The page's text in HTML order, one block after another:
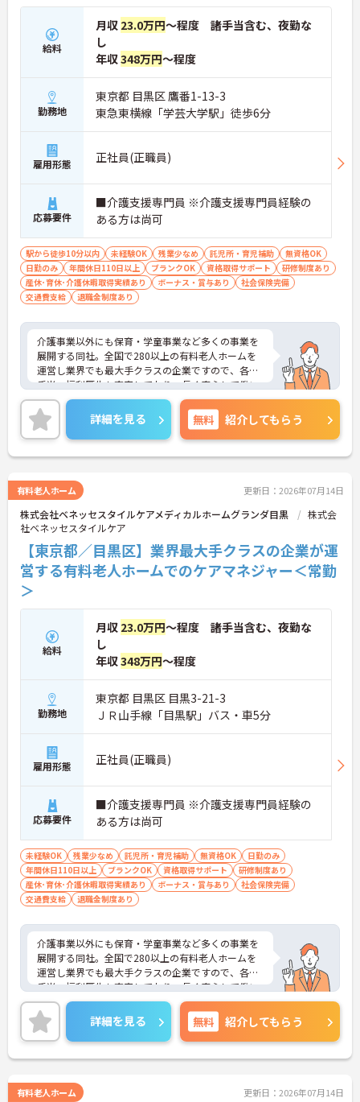
給料
月収 23.0万円～程度 諸手当含む、夜勤な
し
年収348万円～程度
勤務地
東京都 目黒区 鷹番1-13-3
東急東横線「学芸大学駅」徒歩6分
雇用形態 正社員(正職員)
応募要件
■介護支援専門員 ※介護支援専門員経験の
ある方は尚可
駅から徒歩10分以内 未経験OK 残業少なめ 託児所・育児補助
無資格OK
日勤のみ
年間休日110日以上 ブランクOK 資格取得サポート
研修制度あり
産休･育休･介護休暇取得実績あり
ボーナス・賞与あり
社会保険完備
交通費支給
退職金制度あり
介護事業以外にも保育・学童事業など多くの事業を
展開する同社。全国で280以上の有料老人ホームを
運営し業界でも最大手クラスの企業ですので、各種
手当、福利厚生も充実しており、長く安心して働い
ていただける環境です。ご興味ある方には、面接対
策ポイントなど、さらに詳細をお話しいたしますの
でお気軽にご相談ください。
詳細を見る 無料 紹介してもらう
有料老人ホーム 更新日：2026年07月14日
株式会社ベネッセスタイルケアメディカルホームグランダ目黒
株式会
社ベネッセスタイルケア
【東京都／目黒区】業界最大手クラスの企業が運
営する有料老人ホームでのケアマネジャー＜常勤
＞
給料
月収 23.0万円～程度 諸手当含む、夜勤な
し
年収348万円～程度
勤務地
東京都 目黒区 目黒3-21-3
ＪＲ山手線「目黒駅」バス・車5分
雇用形態 正社員(正職員)
応募要件
■介護支援専門員 ※介護支援専門員経験の
ある方は尚可
未経験OK 残業少なめ 託児所・育児補助 無資格OK
日勤のみ
年間休日110日以上
ブランクOK 資格取得サポート
研修制度あり
産休･育休･介護休暇取得実績あり
ボーナス・賞与あり
社会保険完備
交通費支給
退職金制度あり
介護事業以外にも保育・学童事業など多くの事業を
展開する同社。全国で280以上の有料老人ホームを
運営し業界でも最大手クラスの企業ですので、各種
手当、福利厚生も充実しており、長く安心して働い
ていただける環境です。ご興味ある方には、面接対
策ポイントなど、さらに詳細をお話しいたしますの
でお気軽にご相談ください。
詳細を見る 無料 紹介してもらう
有料老人ホーム 更新日：2026年07月14日